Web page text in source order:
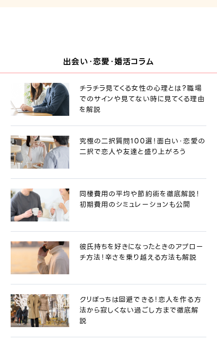
出会い・恋愛・婚活コラム
チラチラ見てくる女性の心理とは？職場
でのサインや見てない時に見てくる理由
を解説
究極の二択質問100選！面白い・恋愛の
二択で恋人や友達と盛り上がろう
同棲費用の平均や節約術を徹底解説！
初期費用のシミュレーションも公開
彼氏持ちを好きになったときのアプロー
チ方法！辛さを乗り越える方法も解説
クリぼっちは回避できる！恋人を作る方
法から寂しくない過ごし方まで徹底解
説